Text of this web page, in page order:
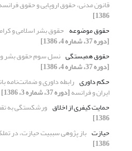
قانون مدنی، حقوق اروپایی و حقوق
1386]
حقوق موضوعه حقوق بشر اسلامی و
[دوره 37، شماره 4، 1386]
حقوق همبستگی نسل سوم حقوق بشر
[دوره 37، شماره 4، 1386]
حکم داوری رابطه داوری و ضمانت‌نامه
ایران و فرانسه[دوره 37، شماره 3، 1386]
حمایت کیفری از اخلاق ورشکستگی به
1386]
حیازت باز پژوهی سببیت حیازت، در
1386]